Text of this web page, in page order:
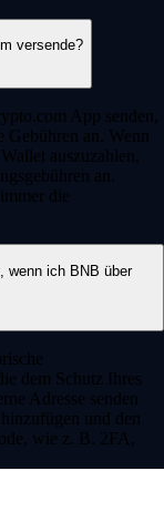
versende?
App senden,
Gebühren an. Wenn
auszuzahlen,
an.
die
wenn ich BNB über
dem Schutz Ihres
Adresse senden
und den
wie z. B. 2FA,